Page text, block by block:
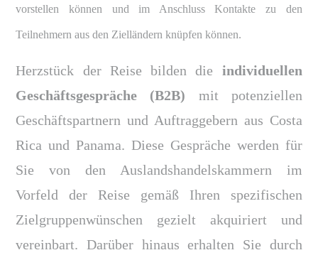
vorstellen können und im Anschluss Kontakte zu den
Teilnehmern aus den Zielländern knüpfen können.
Herzstück der Reise bilden die individuellen
Geschäftsgespräche (B2B) mit potenziellen
Geschäftspartnern und Auftraggebern aus Costa
Rica und Panama. Diese Gespräche werden für
Sie von den Auslandshandelskammern im
Vorfeld der Reise gemäß Ihren spezifischen
Zielgruppenwünschen gezielt akquiriert und
vereinbart. Darüber hinaus erhalten Sie durch